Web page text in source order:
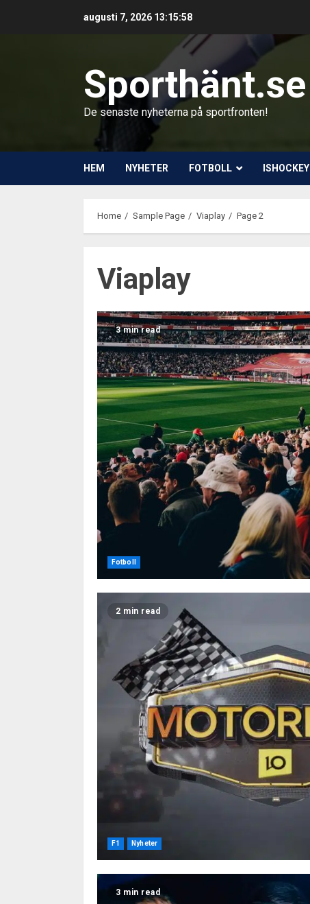
augusti 7, 2026 13:15:59
Sporthänt.se
De senaste nyheterna på sportfronten!
HEM NYHETER FOTBOLL ISHOCKEY
Home Sample Page Viaplay Page 2
Viaplay
3 min read
Fotboll
2 min read
F1 Nyheter
3 min read